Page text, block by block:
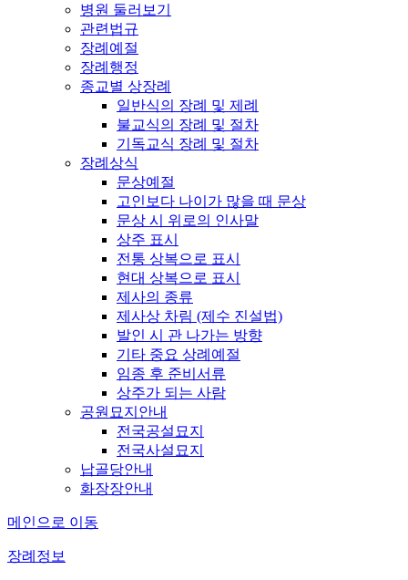
병원 둘러보기
관련법규
장례예절
장례행정
종교별 상장례
일반식의 장례 및 제례
불교식의 장례 및 절차
기독교식 장례 및 절차
장례상식
문상예절
고인보다 나이가 많을 때 문상
문상 시 위로의 인사말
상주 표시
전통 상복으로 표시
현대 상복으로 표시
제사의 종류
제사상 차림 (제수 진설법)
발인 시 관 나가는 방향
기타 중요 상례예절
임종 후 준비서류
상주가 되는 사람
공원묘지안내
전국공설묘지
전국사설묘지
납골당안내
화장장안내
메인으로 이동
장례정보